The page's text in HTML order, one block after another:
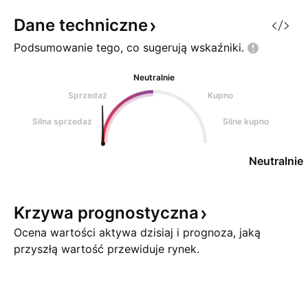
(MC1!) działa jako wskaźnik
wyprzedzający (leading
indicator) dla ropy. Poprzedni
historycznie
ze sobą,
totalne
Dane techniczne
Podsumowanie tego, co sugerują wskaźniki.
Neutralnie
Sprzedaż
Kupno
Silna sprzedaż Silne kupno
Neutralnie
Krzywa prognostyczna
Ocena wartości aktywa dzisiaj i prognoza, jaką
przyszłą wartość przewiduje rynek.